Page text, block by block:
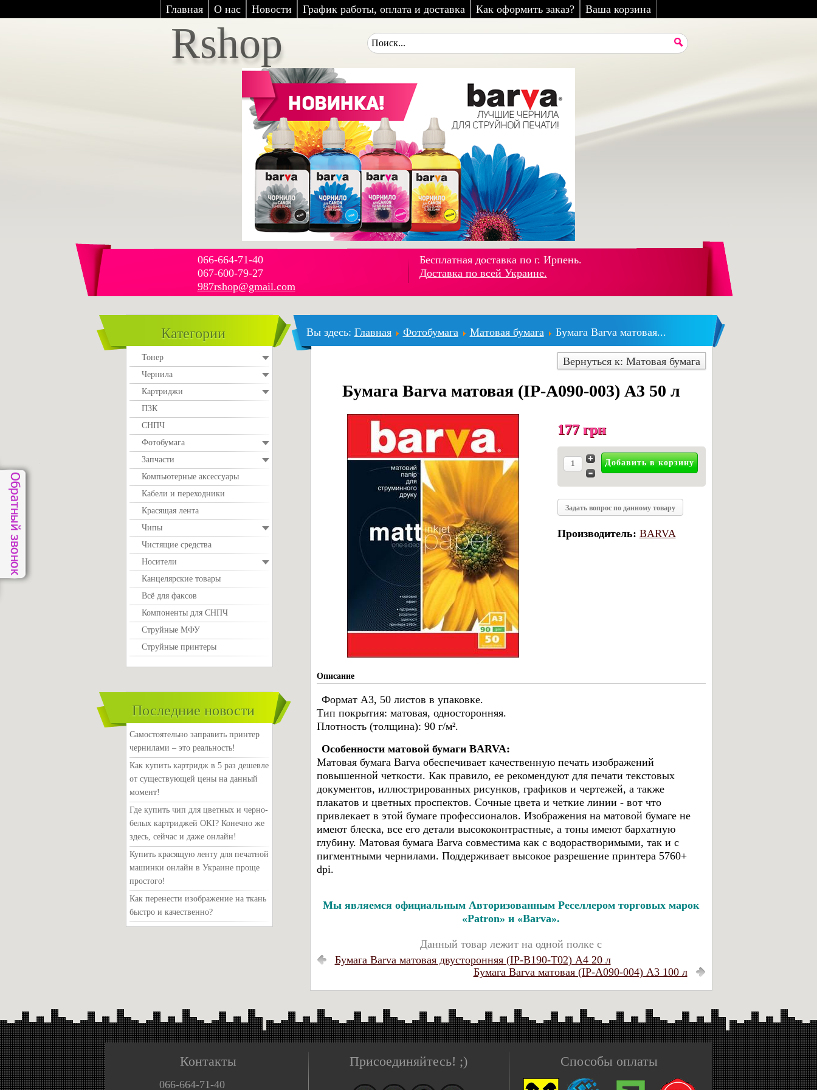
Главная О нас Новости График работы, оплата и доставка Как оформить заказ? Ваша корзина
Rshop
066-664-71-40
067-600-79-27
987rshop@gmail.com
Бесплатная доставка по г. Ирпень.
Доставка по всей Украине.
Вы здесь: Главная Фотобумага Матовая бумага Бумага Barva матовая...
Вернуться к: Матовая бумага
Бумага Barva матовая (IP-A090-003) А3 50 л
177 грн
Задать вопрос по данному товару
Производитель: BARVA
Описание
Формат A3, 50 листов в упаковке.
Тип покрытия: матовая, односторонняя.
Плотность (толщина): 90 г/м².
Особенности матовой бумаги BARVA:
Матовая бумага Barva обеспечивает качественную печать изображений
повышенной четкости. Как правило, ее рекомендуют для печати текстовых
документов, иллюстрированных рисунков, графиков и чертежей, а также
плакатов и цветных проспектов. Сочные цвета и четкие линии - вот что
привлекает в этой бумаге профессионалов. Изображения на матовой бумаге не
имеют блеска, все его детали высококонтрастные, а тоны имеют бархатную
глубину. Матовая бумага Barva совместима как с водорастворимыми, так и с
пигментными чернилами. Поддерживает высокое разрешение принтера 5760+
dpi.
Мы являемся официальным Авторизованным Реселлером торговых марок
«Patron» и «Barva».
Данный товар лежит на одной полке с
Бумага Barva матовая двусторонняя (IP-B190-T02) A4 20 л
Бумага Barva матовая (IP-A090-004) А3 100 л
Категории
Тонер
Чернила
Картриджи
ПЗК
СНПЧ
Фотобумага
Запчасти
Компьютерные аксессуары
Кабели и переходники
Красящая лента
Чипы
Чистящие средства
Носители
Канцелярские товары
Всё для факсов
Компоненты для СНПЧ
Струйные МФУ
Струйные принтеры
Последние новости
Самостоятельно заправить принтер
чернилами – это реальность!
Как купить картридж в 5 раз дешевле
от существующей цены на данный
момент!
Где купить чип для цветных и черно-
белых картриджей OKI? Конечно же
здесь, сейчас и даже онлайн!
Купить красящую ленту для печатной
машинки онлайн в Украине проще
простого!
Как перенести изображение на ткань
быстро и качественно?
Контакты
066-664-71-40
Присоединяйтесь! ;) Способы оплаты